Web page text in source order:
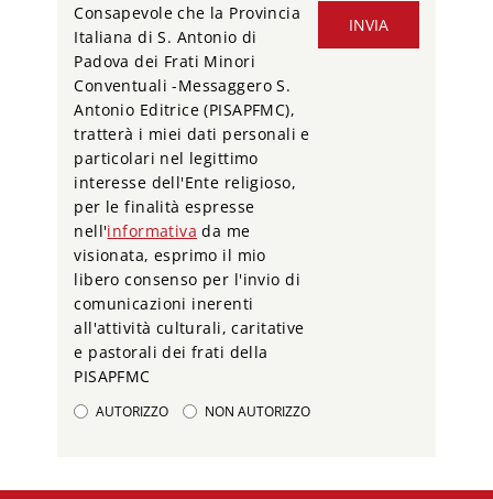
INVIA
Consapevole che la Provincia
Italiana di S. Antonio di
Padova dei Frati Minori
Conventuali -Messaggero S.
Antonio Editrice (PISAPFMC),
tratterà i miei dati personali e
particolari nel legittimo
interesse dell'Ente religioso,
per le finalità espresse
nell'informativa da me
visionata, esprimo il mio
libero consenso per l'invio di
comunicazioni inerenti
all'attività culturali, caritative
e pastorali dei frati della
PISAPFMC
AUTORIZZO NON AUTORIZZO